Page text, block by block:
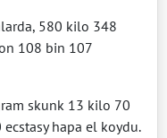
580 kilo 348
108 bin 107
skunk 13 kilo 70
hapa el koydu.